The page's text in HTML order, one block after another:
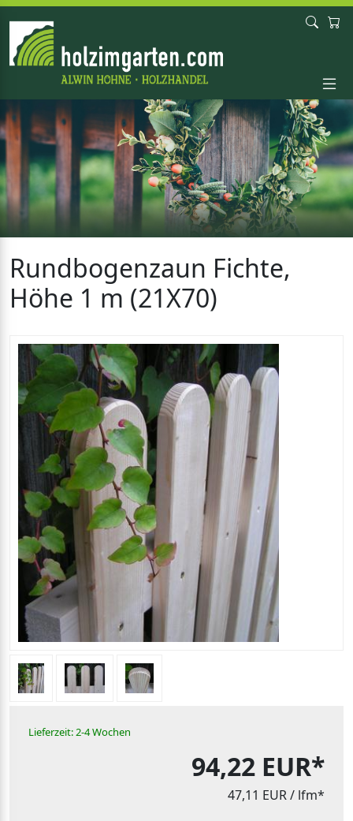
Rundbogenzaun Fichte,
Höhe 1 m (21X70)
Lieferzeit: 2-4 Wochen
94,22 EUR*
47,11 EUR/ lfm*